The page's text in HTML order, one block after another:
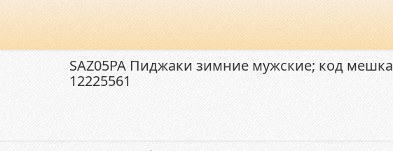
SAZ05PA Пиджаки зимние мужские; код мешка
12225561